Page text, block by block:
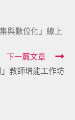
與數位化」線上
下一篇文章
教師增能工作坊